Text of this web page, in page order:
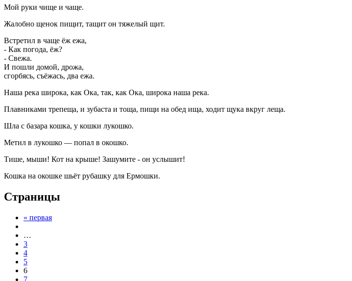
Мой руки чище и чаще.
Жалобно щенок пищит, тащит он тяжелый щит.
Встретил в чаще ёж ежа,
- Как погода, ёж?
- Свежа.
И пошли домой, дрожа,
сгорбясь, съёжась, два ежа.
Наша река широка, как Ока, так, как Ока, широка наша река.
Плавниками трепеща, и зубаста и тоща, пищи на обед ища, ходит щука вкруг леща.
Шла с базара кошка, у кошки лукошко.
Метил в лукошко — попал в окошко.
Тише, мыши! Кот на крыше! Зашумите - он услышит!
Кошка на окошке шьёт рубашку для Ермошки.
Страницы
« первая
…
3
4
5
6
7